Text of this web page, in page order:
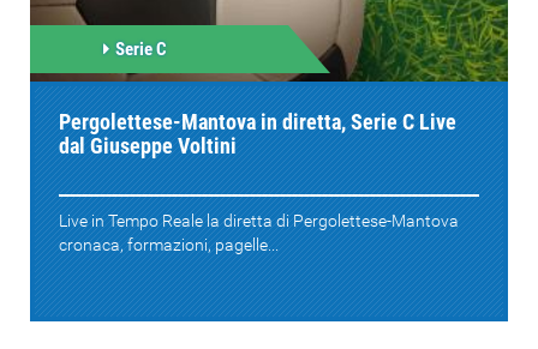
Serie C
Pergolettese-Mantova in diretta, Serie C Live
dal Giuseppe Voltini
Live in Tempo Reale la diretta di Pergolettese-Mantova
cronaca, formazioni, pagelle...